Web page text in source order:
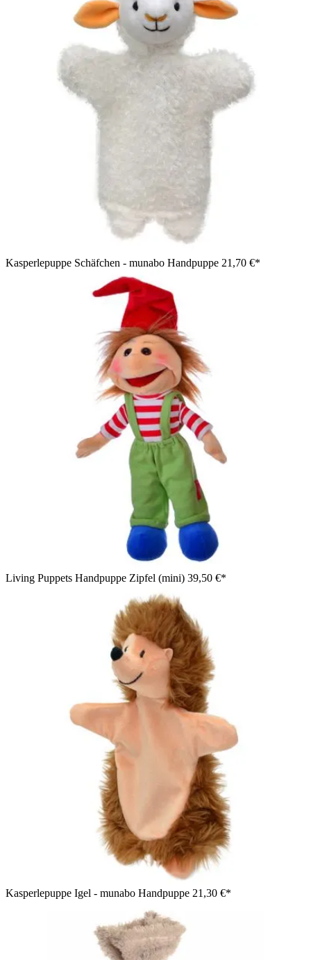
Kasperlepuppe Schäfchen - munabo Handpuppe 21,70 €*
Living Puppets Handpuppe Zipfel (mini) 39,50 €*
Kasperlepuppe Igel - munabo Handpuppe 21,30 €*